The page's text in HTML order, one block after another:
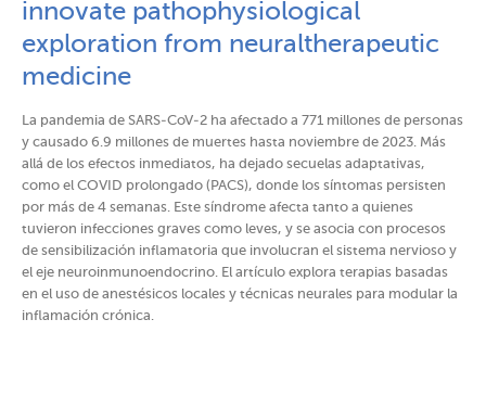
innovate pathophysiological
exploration from neuraltherapeutic
medicine
La pandemia de SARS-CoV-2 ha afectado a 771 millones de personas
y causado 6.9 millones de muertes hasta noviembre de 2023. Más
allá de los efectos inmediatos, ha dejado secuelas adaptativas,
como el COVID prolongado (PACS), donde los síntomas persisten
por más de 4 semanas. Este síndrome afecta tanto a quienes
tuvieron infecciones graves como leves, y se asocia con procesos
de sensibilización inflamatoria que involucran el sistema nervioso y
el eje neuroinmunoendocrino. El artículo explora terapias basadas
en el uso de anestésicos locales y técnicas neurales para modular la
inflamación crónica.